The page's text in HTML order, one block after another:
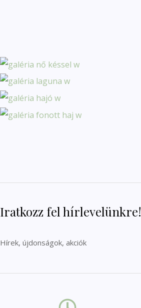
Iratkozz fel hírlevelünkre!
Hírek, újdonságok, akciók